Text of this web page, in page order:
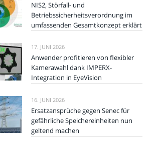
NIS2, Störfall- und
Betriebssicherheitsverordnung im
umfassenden Gesamtkonzept erklärt
17. JUNI 2026
Anwender profitieren von flexibler
Kamerawahl dank IMPERX-
Integration in EyeVision
16. JUNI 2026
Ersatzansprüche gegen Senec für
gefährliche Speichereinheiten nun
geltend machen